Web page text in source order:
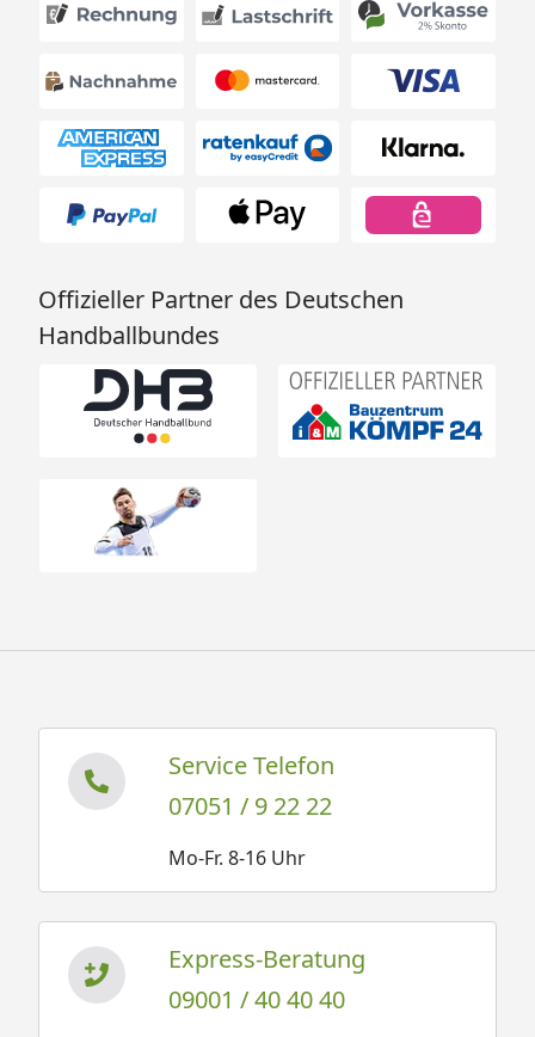
Offizieller Partner des Deutschen
Handballbundes
Service Telefon
07051 / 9 22 22
Mo-Fr. 8-16 Uhr
Express-Beratung
09001 / 40 40 40